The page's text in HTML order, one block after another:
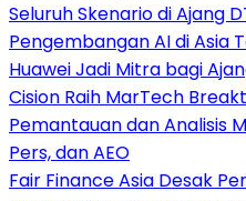
Seluruh Skenario di Ajang
Pengembangan AI di Asia
Huawei Jadi Mitra bagi
Cision Raih MarTech
Pemantauan dan Analisis
Pers, dan AEO
Fair Finance Asia Desak